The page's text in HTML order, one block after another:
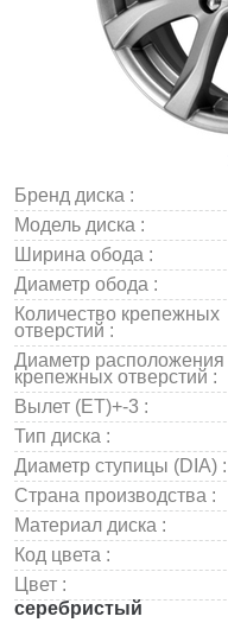
Бренд диска :
Модель диска :
Ширина обода :
Диаметр обода :
Количество крепежных
отверстий :
Диаметр расположения
крепежных отверстий :
Вылет (ET)+-3 :
Тип диска :
Диаметр ступицы (DIA) :
Страна производства :
Материал диска :
Код цвета :
Цвет :
серебристый